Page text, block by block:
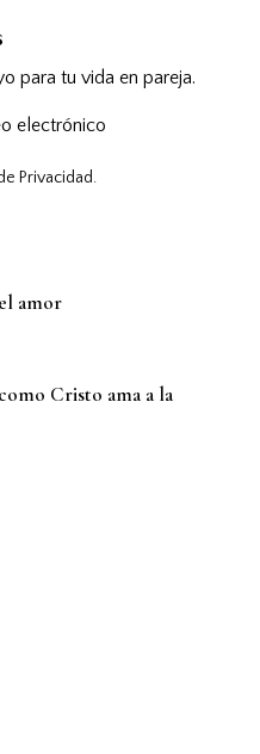
para tu vida en pareja.
Privacidad.
amor
Cristo ama a la